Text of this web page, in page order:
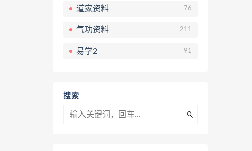
道家资料 76
气功资料 211
易学2 91
搜索